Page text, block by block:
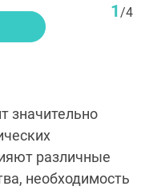
1 /4
значительно
различные
необходимость